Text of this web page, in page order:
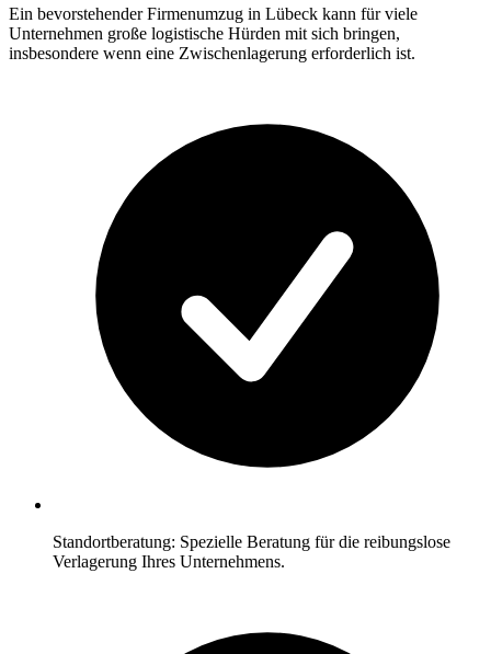
Ein bevorstehender Firmenumzug in Lübeck kann für viele
Unternehmen große logistische Hürden mit sich bringen,
insbesondere wenn eine Zwischenlagerung erforderlich ist.
Standortberatung: Spezielle Beratung für die reibungslose
Verlagerung Ihres Unternehmens.